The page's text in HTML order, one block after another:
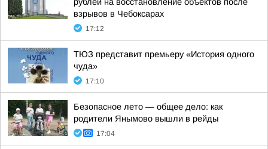
взрывов в Чебоксарах
17:12
ТЮЗ представит премьеру «История одного
чуда»
17:10
Безопасное лето — общее дело: как
родители Янымово вышли в рейды
17:04